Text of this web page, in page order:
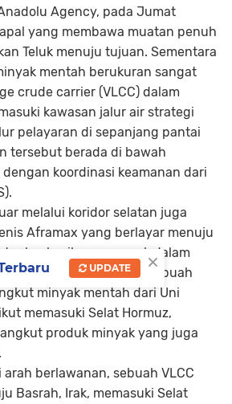
Agency, pada Jumat
yang membawa muatan penuh
Teluk menuju tujuan. Sementara
mentah berukuran sangat
crude carrier (VLCC) dalam
kawasan jalur air strategi
pelayaran di sepanjang pantai
tersebut berada di bawah
koordinasi keamanan dari
melalui koridor selatan juga
Aframax yang berlayar menuju
tanker kecil yang masuk dalam
itu, di sisi lain, sebuah
minyak mentah dari Uni
memasuki Selat Hormuz,
produk minyak yang juga
berlawanan, sebuah VLCC
Basrah, Irak, memasuki Selat
×
UPDATE